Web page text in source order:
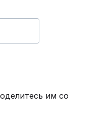
им со